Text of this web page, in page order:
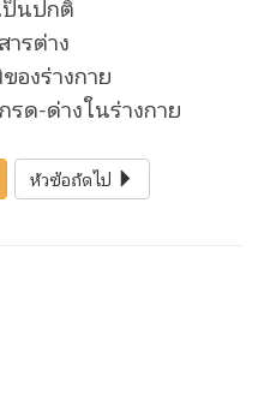
ป็นปกติ
รต่าง
งร่างกาย
รด-ด่างในร่างกาย
หัวข้อถัดไป